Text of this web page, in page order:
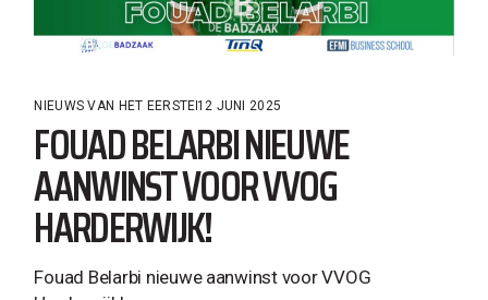
NIEUWS VAN HET EERSTE 12 JUNI 2025
FOUAD BELARBI NIEUWE
AANWINST VOOR VVOG
HARDERWIJK!
Fouad Belarbi nieuwe aanwinst voor VVOG